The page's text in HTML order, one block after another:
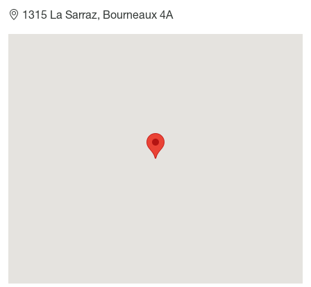
1315 La Sarraz, Bourneaux 4A